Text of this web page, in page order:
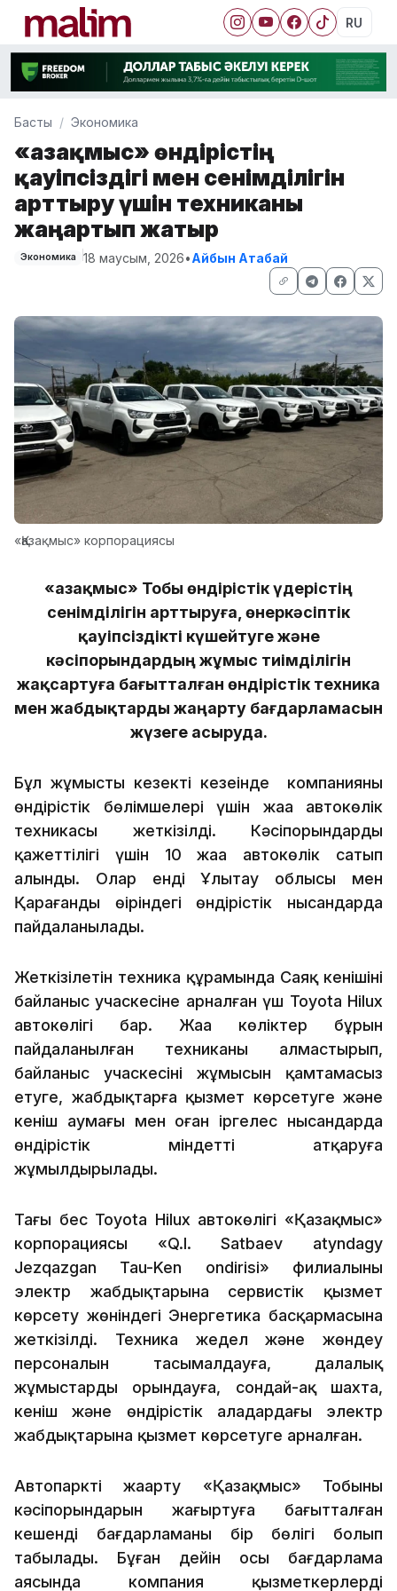
RU
Басты Экономика
«Қазақмыс» өндірістің
қауіпсіздігі мен сенімділігін
арттыру үшін техниканы
жаңартып жатыр
Экономика 18 маусым, 2026•Айбын Атабай
«Қазақмыс» корпорациясы
«Қазақмыс» Тобы өндірістік үдерістің
сенімділігін арттыруға, өнеркәсіптік
қауіпсіздікті күшейтуге және
кәсіпорындардың жұмыс тиімділігін
жақсартуға бағытталған өндірістік техника
мен жабдықтарды жаңарту бағдарламасын
жүзеге асыруда.
Бұл жұмыстың кезекті кезеңінде компанияның
өндірістік бөлімшелері үшін жаңа автокөлік
техникасы жеткізілді. Кәсіпорындардың
қажеттілігі үшін 10 жаңа автокөлік сатып
алынды. Олар енді Ұлытау облысы мен
Қарағанды өңіріндегі өндірістік нысандарда
пайдаланылады.
Жеткізілетін техника құрамында Саяқ кенішінің
байланыс учаскесіне арналған үш Toyota Hilux
автокөлігі бар. Жаңа көліктер бұрын
пайдаланылған техниканы алмастырып,
байланыс учаскесінің жұмысын қамтамасыз
етуге, жабдықтарға қызмет көрсетуге және
кеніш аумағы мен оған іргелес нысандарда
өндірістік міндетті атқаруға
жұмылдырылады.
Тағы бес Toyota Hilux автокөлігі «Қазақмыс»
корпорациясы «Q.I. Satbaev atyndagy
Jezqazgan Tau-Ken ondirisi» филиалының
электр жабдықтарына сервистік қызмет
көрсету жөніндегі Энергетика басқармасына
жеткізілді. Техника жедел және жөндеу
персоналын тасымалдауға, далалық
жұмыстарды орындауға, сондай-ақ шахта,
кеніш және өндірістік алаңдардағы электр
жабдықтарына қызмет көрсетуге арналған.
Автопаркті жаңарту «Қазақмыс» Тобының
кәсіпорындарын жаңғыртуға бағытталған
кешенді бағдарламаның бір бөлігі болып
табылады. Бұған дейін осы бағдарлама
аясында компания қызметкерлерді